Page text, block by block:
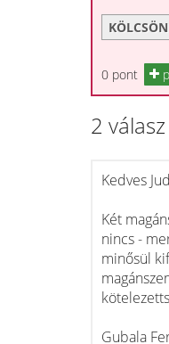
0 pont
2 válasz
Kedves
Két
nincs -
minősül
Gubala